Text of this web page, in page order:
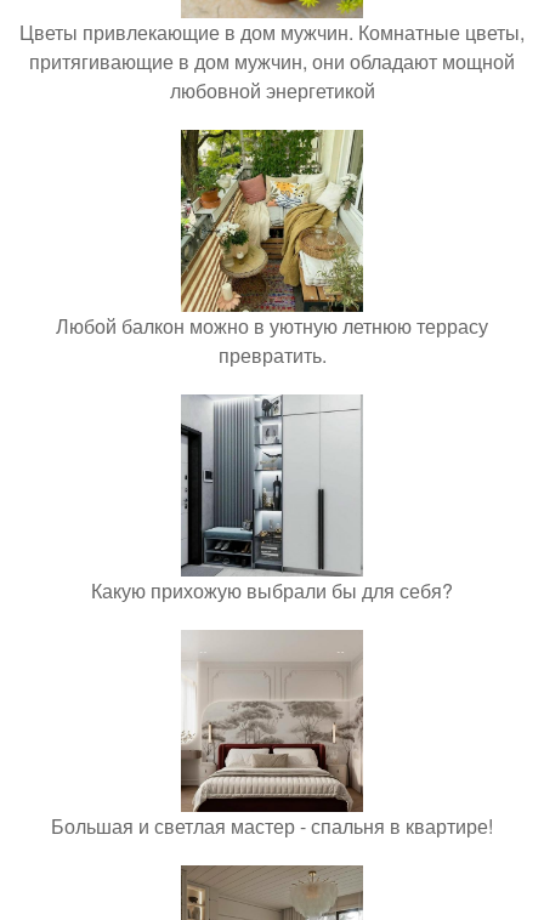
Цветы привлекающие в дом мужчин. Комнатные цветы,
притягивающие в дом мужчин, они обладают мощной
любовной энергетикой
Любой балкон можно в уютную летнюю террасу
превратить.
Какую прихожую выбрали бы для себя?
Большая и светлая мастер - спальня в квартире!